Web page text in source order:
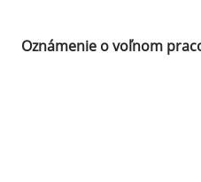
Oznámenie o voľnom